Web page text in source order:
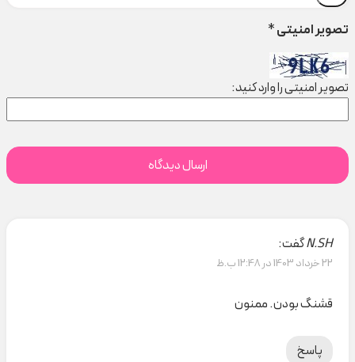
تصویر امنیتی*
تصویر امنیتی را وارد کنید:
N.SHگفت:
22 خرداد 1403 در 12:48 ب.ظ
قشنگ بودن. ممنون
پاسخ